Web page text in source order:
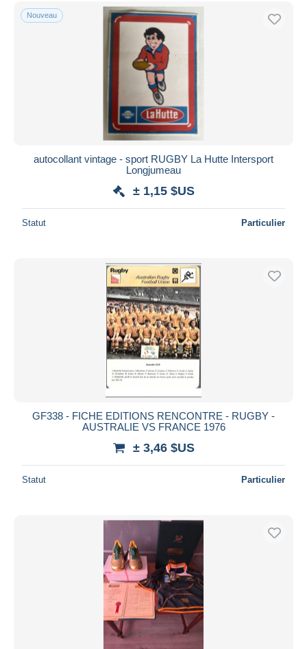
Uniquement en réduction
Livraison gratuite
Méthodes de paiement
Virement bancaire
Mastercard
iDeal
Appliquer
Nouveau
autocollant vintage - sport RUGBY La Hutte Intersport
Longjumeau
± 1,15 $US
Statut Particulier
GF338 - FICHE EDITIONS RENCONTRE - RUGBY -
AUSTRALIE VS FRANCE 1976
± 3,46 $US
Statut Particulier